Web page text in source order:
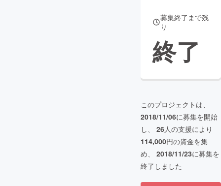
募集終了まで残
り
終了
このプロジェクトは、
2018/11/06に募集を開始
し、 26人の支援により
114,000円の資金を集
め、 2018/11/23に募集を
終了しました